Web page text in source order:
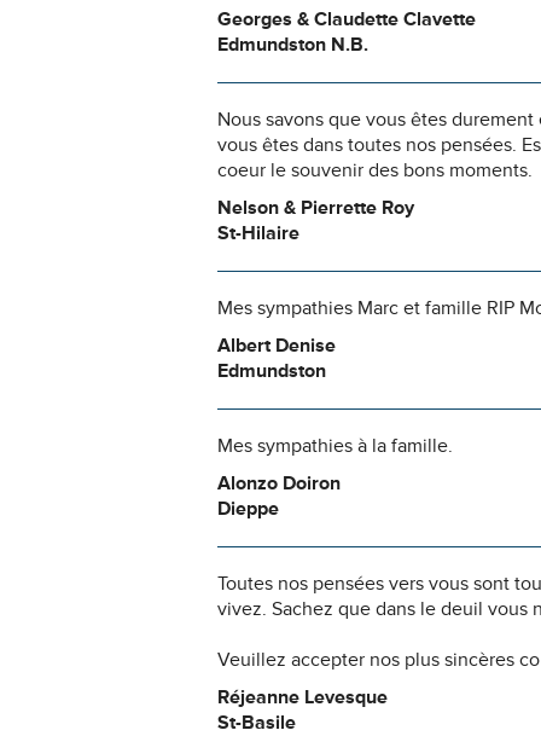
Georges & Claudette Clavette
Edmundston N.B.
Nous savons que vous êtes
vous êtes dans toutes nos pensées.
coeur le souvenir des bons moments.
Nelson & Pierrette Roy
St-Hilaire
Mes sympathies Marc et famille RIP
Albert Denise
Edmundston
Mes sympathies à la famille.
Alonzo Doiron
Dieppe
Toutes nos pensées vers vous sont
vivez. Sachez que dans le deuil vous
Veuillez accepter nos plus sincères
Réjeanne Levesque
St-Basile